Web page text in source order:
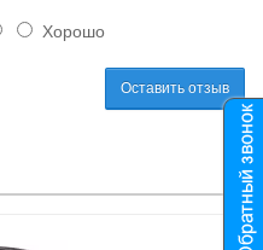
Хорошо
Оставить отзыв